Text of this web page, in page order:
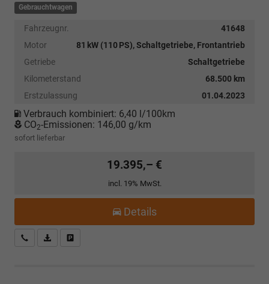
Gebrauchtwagen
Fahrzeugnr.
41648
Motor
81 kW (110 PS), Schaltgetriebe, Frontantrieb
Getriebe
Schaltgetriebe
Kilometerstand
68.500 km
Erstzulassung
01.04.2023
Verbrauch kombiniert: 6,40 l/100km
CO2-Emissionen: 146,00 g/km
sofort lieferbar
19.395,– €
incl. 19% MwSt.
Details
Kostenloser Rückruf-Service
PDF-Datei, Fahrzeugexposé drucken